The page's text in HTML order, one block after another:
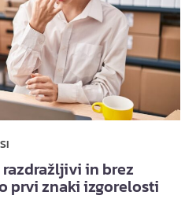
in brez
prvi znaki izgorelosti
wplink